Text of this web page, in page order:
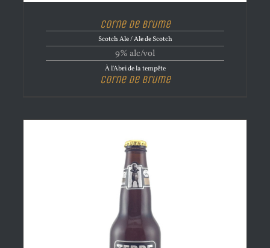
Corne de brume
Scotch Ale / Ale de Scotch
9% alc/vol
À l'Abri de la tempête
Corne de brume